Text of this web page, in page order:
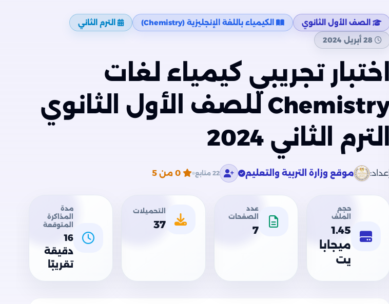
الصف الأول الثانوي الكيمياء باللغة الإنجليزية (Chemistry)
الترم الثاني
28 أبريل 2024
اختبار تجريبي كيمياء لغات
Chemistry للصف الأول الثانوي
الترم الثاني 2024
إعداد: موقع وزارة التربية والتعليم 22 متابع 0من 5
حجم
الملف
1.45
ميجابا
يت
عدد
الصفحات
7
التحميلات
37
مدة
المذاكرة
المتوقعة
16
دقيقة
تقريبًا